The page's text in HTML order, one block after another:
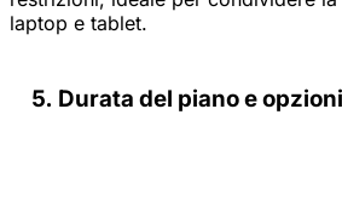
laptop e tablet.
Durata del piano e